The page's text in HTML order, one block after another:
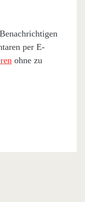
Benachrichtigen
per E-
ohne zu